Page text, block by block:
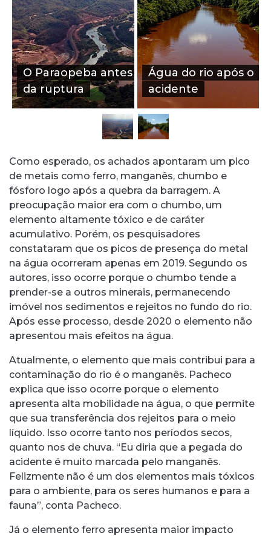
O Paraopeba antes
da ruptura
Água do rio após o
acidente
Como esperado, os achados apontaram um pico
de metais como ferro, manganês, chumbo e
fósforo logo após a quebra da barragem. A
preocupação maior era com o chumbo, um
elemento altamente tóxico e de caráter
acumulativo. Porém, os pesquisadores
constataram que os picos de presença do metal
na água ocorreram apenas em 2019. Segundo os
autores, isso ocorre porque o chumbo tende a
prender-se a outros minerais, permanecendo
imóvel nos sedimentos e rejeitos no fundo do rio.
Após esse processo, desde 2020 o elemento não
apresentou mais efeitos na água.
Atualmente, o elemento que mais contribui para a
contaminação do rio é o manganês. Pacheco
explica que isso ocorre porque o elemento
apresenta alta mobilidade na água, o que permite
que sua transferência dos rejeitos para o meio
líquido. Isso ocorre tanto nos períodos secos,
quanto nos de chuva. “Eu diria que a pegada do
acidente é muito marcada pelo manganês.
Felizmente não é um dos elementos mais tóxicos
para o ambiente, para os seres humanos e para a
fauna”, conta Pacheco.
Já o elemento ferro apresenta maior impacto